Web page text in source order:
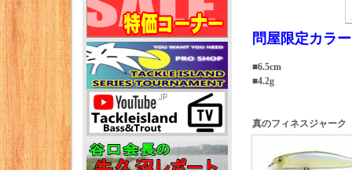
問屋限定カラ
■6.5cm
■4.2g
真のフィネスジャーク